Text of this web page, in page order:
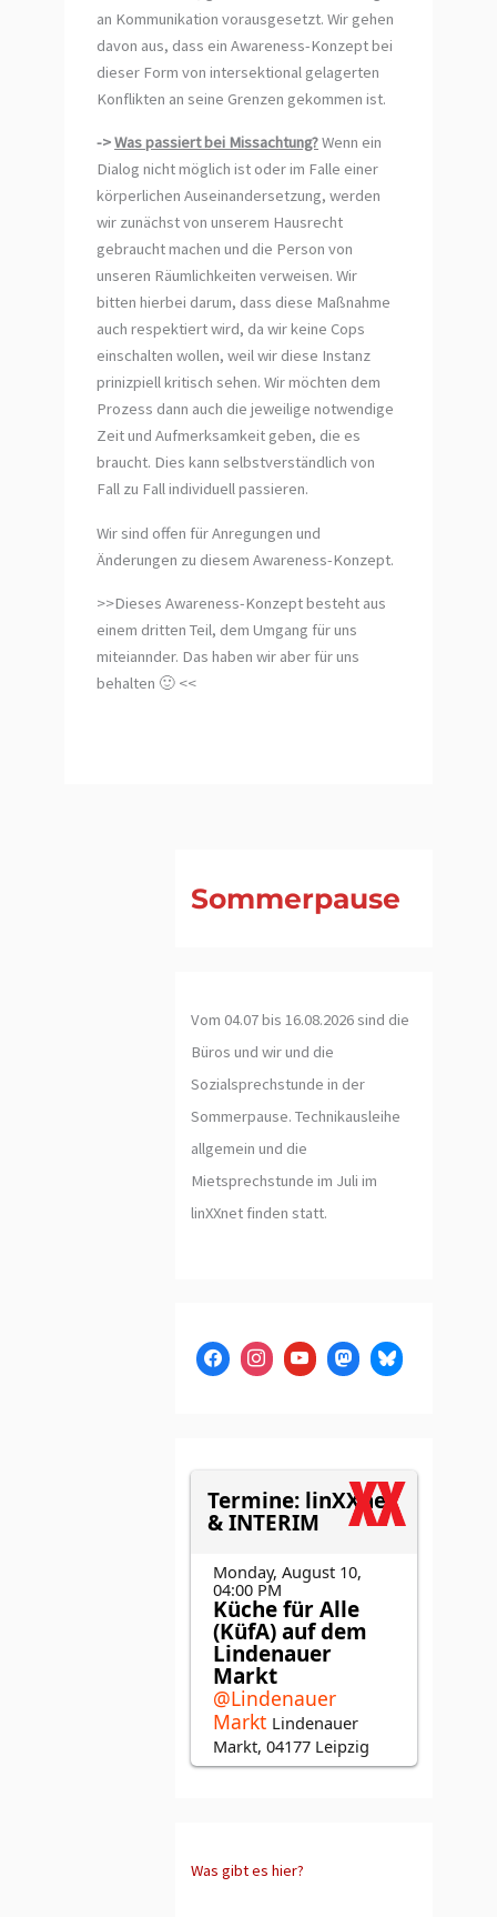
an Kommunikation vorausgesetzt. Wir gehen
davon aus, dass ein Awareness-Konzept bei
dieser Form von intersektional gelagerten
Konflikten an seine Grenzen gekommen ist.
->Was passiert bei Missachtung?Wenn ein
Dialog nicht möglich ist oder im Falle einer
körperlichen Auseinandersetzung, werden
wir zunächst von unserem Hausrecht
gebraucht machen und die Person von
unseren Räumlichkeiten verweisen. Wir
bitten hierbei darum, dass diese Maßnahme
auch respektiert wird, da wir keine Cops
einschalten wollen, weil wir diese Instanz
prinizpiell kritisch sehen. Wir möchten dem
Prozess dann auch die jeweilige notwendige
Zeit und Aufmerksamkeit geben, die es
braucht. Dies kann selbstverständlich von
Fall zu Fall individuell passieren.
Wir sind offen für Anregungen und
Änderungen zu diesem Awareness-Konzept.
>>Dieses Awareness-Konzept besteht aus
einem dritten Teil, dem Umgang für uns
miteiannder. Das haben wir aber für uns
behalten 🙂 <<
Sommerpause
Vom 04.07 bis 16.08.2026 sind die
Büros und wir und die
Sozialsprechstunde in der
Sommerpause. Technikausleihe
allgemein und die
Mietsprechstunde im Juli im
linXXnet finden statt.
Was gibt es hier?